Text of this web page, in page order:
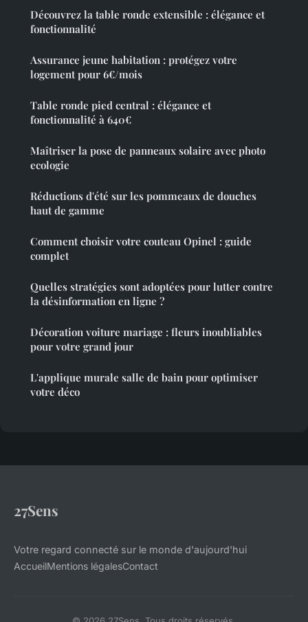
Découvrez la table ronde extensible : élégance et
fonctionnalité
Assurance jeune habitation : protégez votre
logement pour 6€/mois
Table ronde pied central : élégance et
fonctionnalité à 640€
Maîtriser la pose de panneaux solaire avec photo
ecologie
Réductions d'été sur les pommeaux de douches
haut de gamme
Comment choisir votre couteau Opinel : guide
complet
Quelles stratégies sont adoptées pour lutter contre
la désinformation en ligne ?
Décoration voiture mariage : fleurs inoubliables
pour votre grand jour
L'applique murale salle de bain pour optimiser
votre déco
27Sens
Votre regard connecté sur le monde d'aujourd'hui
AccueilMentions légalesContact